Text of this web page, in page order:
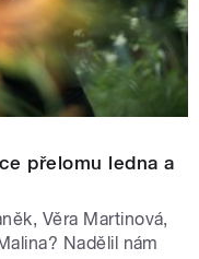
přelomu ledna a
Věra Martinová,
Nadělil nám